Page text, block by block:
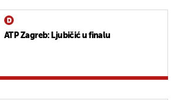
ATP Zagreb: Ljubičić u finalu